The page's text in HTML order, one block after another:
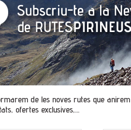
de les noves rutes que
ofertes exclusives,...
Excursions i activitats
Oriental (3.308m) i pic Abadías (3.271m) per la
i pic Abadías
les imatges i veure-les a tamany pantalla
el teu navegador web actualitzat amb una de